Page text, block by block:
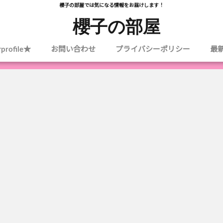
櫻子の部屋では気になる情報をお届けします！
櫻子の部屋
お問い合わせ プライバシーポリシー 最